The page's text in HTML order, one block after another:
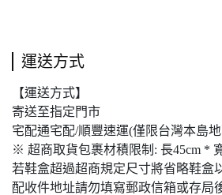
運送方式
【運送方式】
寄送至指定門市
宅配通宅配/順豐速運(僅限台灣本島
※ 超商取貨包裹材積限制: 長45cm *
若鞋盒超過超商規定尺寸將省略鞋盒
配收件地址請勿填寫郵政信箱或存局